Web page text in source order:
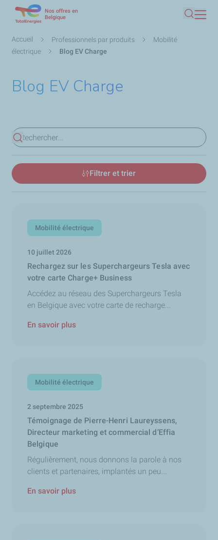
contenu
Nos offres en
Belgique
Fil
d'Ariane
Accueil Professionnels par produits
Mobilité
électrique
Blog EV Charge
Blog EV Charge
Voir les résultats
Filtrer et trier
Mobilité électrique
10 juillet 2026
Rechargez sur les Superchargeurs Tesla avec
votre carte Charge+ Business
Accédez au réseau des Superchargeurs Tesla
en Belgique avec votre carte de recharge...
En savoir plus
Mobilité électrique
2 septembre 2025
Témoignage de Pierre-Henri Laureyssens,
Directeur marketing et commercial d’Effia
Belgique
Régulièrement, nous donnons la parole à nos
clients et partenaires, implantés un peu...
En savoir plus